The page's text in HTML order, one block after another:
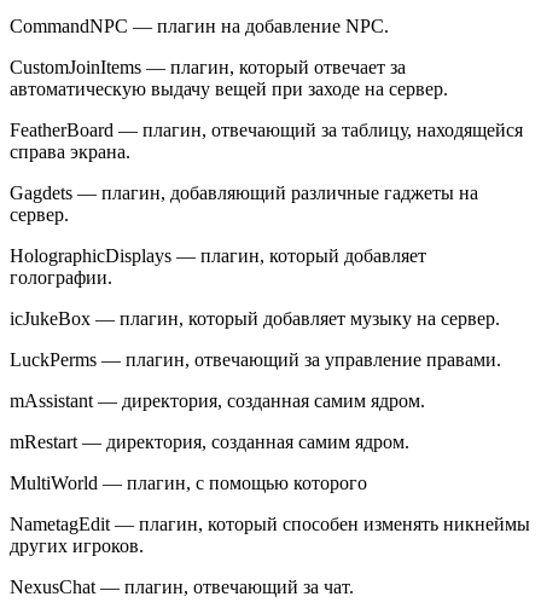
CommandNPC — плагин на добавление NPC.
CustomJoinItems — плагин, который отвечает за
автоматическую выдачу вещей при заходе на сервер.
FeatherBoard — плагин, отвечающий за таблицу, находящейся
справа экрана.
Gagdets — плагин, добавляющий различные гаджеты на
сервер.
HolographicDisplays — плагин, который добавляет
голографии.
icJukeBox — плагин, который добавляет музыку на сервер.
LuckPerms — плагин, отвечающий за управление правами.
mAssistant — директория, созданная самим ядром.
mRestart — директория, созданная самим ядром.
MultiWorld — плагин, с помощью которого
NametagEdit — плагин, который способен изменять никнеймы
других игроков.
NexusChat — плагин, отвечающий за чат.